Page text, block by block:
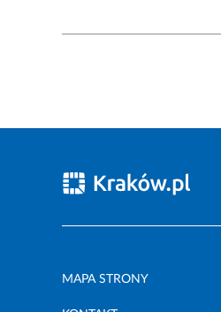
MAPA STRONY